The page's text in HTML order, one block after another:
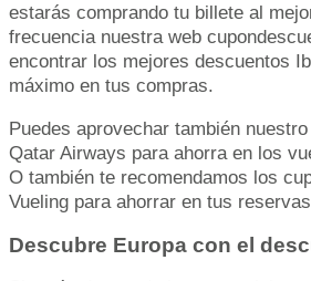
estarás comprando tu billete al
frecuencia nuestra web
encontrar los mejores descuentos
máximo en tus compras.
Puedes aprovechar también
Qatar Airways para ahorra en los
O también te recomendamos los
Vueling para ahorrar en tus
Descubre Europa con el